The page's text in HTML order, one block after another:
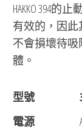
HAKKO 394的
有效的，因此
不會損壞待吸
體。
型號
電源